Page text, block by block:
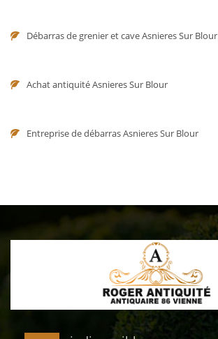
Débarras de grenier et cave Asnieres Sur Blour
Achat antiquité Asnieres Sur Blour
Entreprise de débarras Asnieres Sur Blour